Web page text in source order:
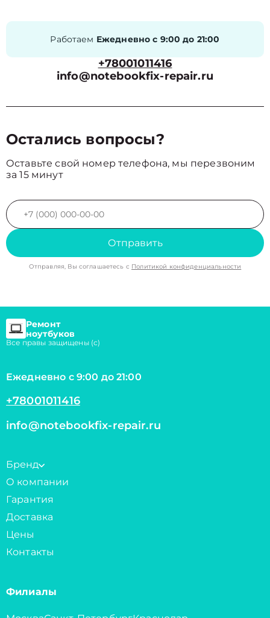
Работаем Ежедневно с 9:00 до 21:00
+78001011416
info@notebookfix-repair.ru
Остались вопросы?
Оставьте свой номер телефона, мы перезвоним
за 15 минут
Отправить
Отправляя, Вы соглашаетесь с Политикой конфиденциальности
Ремонт
ноутбуков
Все правы защищены (с)
Ежедневно с 9:00 до 21:00
+78001011416
info@notebookfix-repair.ru
Бренд
О компании
Гарантия
Доставка
Цены
Контакты
Филиалы